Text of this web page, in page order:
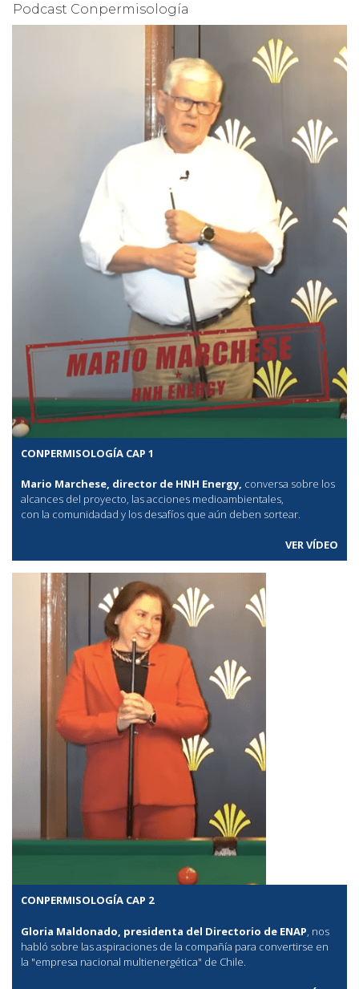
Podcast Conpermisología
CONPERMISOLOGÍA CAP 1
Mario Marchese, director de HNH Energy, conversa sobre los
alcances del proyecto, las acciones medioambientales,
con la comunidadad y los desafíos que aún deben sortear.
VER VÍDEO
CONPERMISOLOGÍA CAP 2
Gloria Maldonado, presidenta del Directorio de ENAP , nos
habló sobre las aspiraciones de la compañía para convertirse en
la "empresa nacional multienergética" de Chile.